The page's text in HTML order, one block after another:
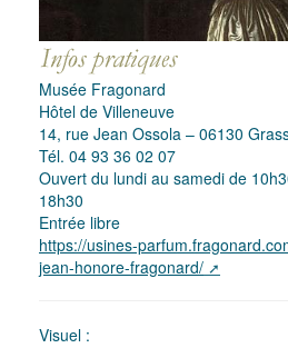
Musée Fragonard
Hôtel de Villeneuve
14, rue Jean Ossola – 06130
Tél. 04 93 36 02 07
Ouvert du lundi au samedi de
18h30
Entrée libre
https://usines-
jean-honore-fragonard/
Visuel :